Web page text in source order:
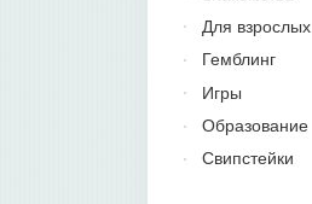
Для взрослых
Гемблинг
Игры
Образование
Свипстейки